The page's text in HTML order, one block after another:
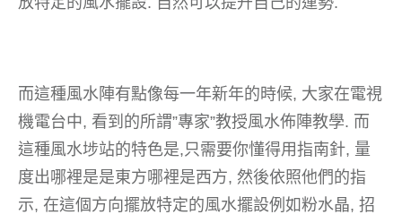
而這種風水陣有點像每一年新年的時候, 大家在電視
機電台中, 看到的所謂”專家”教授風水佈陣教學. 而
這種風水埗站的特色是,只需要你懂得用指南針, 量
度出哪裡是是東方哪裡是西方, 然後依照他們的指
示, 在這個方向擺放特定的風水擺設例如粉水晶, 招